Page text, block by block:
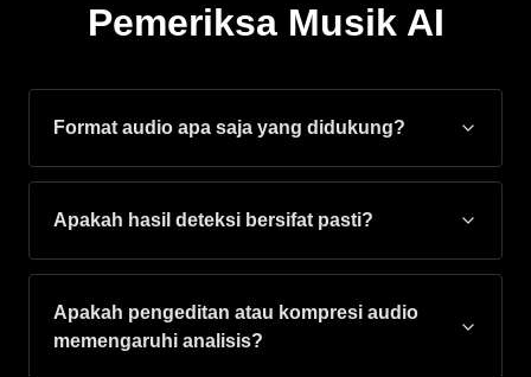
Pemeriksa Musik AI
Format audio apa saja yang didukung?
Apakah hasil deteksi bersifat pasti?
Apakah pengeditan atau kompresi audio
memengaruhi analisis?